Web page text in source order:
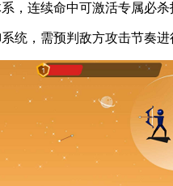
，连续命中可激活专属必杀
统，需预判敌方攻击节奏